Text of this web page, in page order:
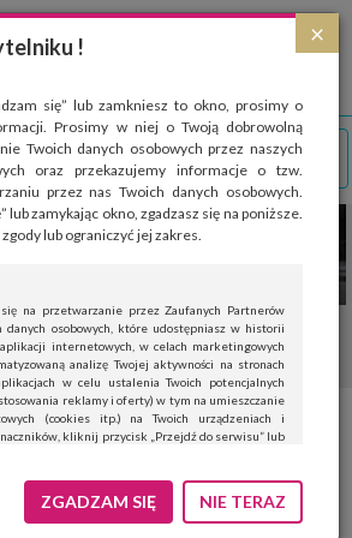
×
!
się” lub zamkniesz to okno, prosimy o
Prosimy w niej o Twoją dobrowolną
Twoich danych osobowych przez naszych
oraz przekazujemy informacje o tzw.
przez nas Twoich danych osobowych.
lub zamykając okno, zgadzasz się na poniższe.
lub ograniczyć jej zakres.
na przetwarzanie przez Zaufanych Partnerów
danych osobowych, które udostępniasz w historii
internetowych, w celach marketingowych
analizę Twojej aktywności na stronach
w celu ustalenia Twoich potencjalnych
reklamy i oferty) w tym na umieszczanie
(cookies itp.) na Twoich urządzeniach i
kliknij przycisk „Przejdź do serwisu” lub
zgody, kliknij „Nie teraz”.
Możesz edytować zakres zgody, w tym
ZGADZAM SIĘ NIE TERAZ
które służą głównie do celów statystycznych.
'cookies', zezwalasz na zapisanie ich w pamięci
cookies
– na
uwagę przy ich